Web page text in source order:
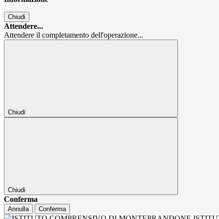
Chiudi
Attendere...
Attendere il completamento dell'operazione...
Chiudi
Chiudi
Conferma
Annulla Conferma